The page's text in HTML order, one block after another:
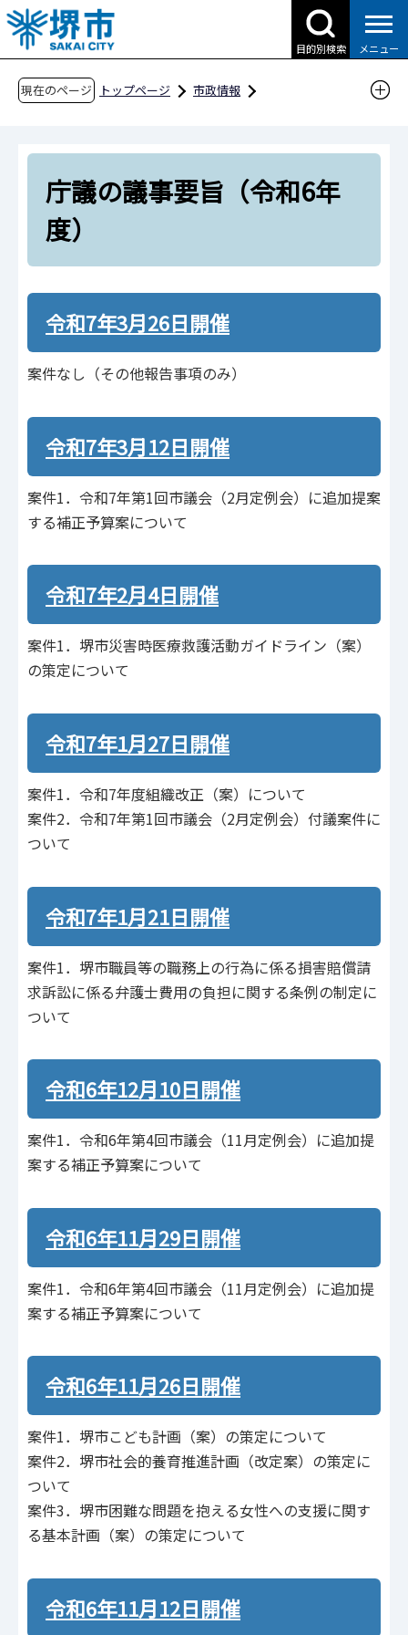
こ
の
ペ
目的別検索 メニュー
現在のページ トップページ
市政情報
庁議の議事要旨（令和6年度）
庁議の議事要旨（令和6年
度）
令和7年3月26日開催
案件なし（その他報告事項のみ）
令和7年3月12日開催
案件1．令和7年第1回市議会（2⽉定例会）に追加提案
する補正予算案について
令和7年2月4日開催
案件1．堺市災害時医療救護活動ガイドライン（案）
の策定について
令和7年1月27日開催
案件1．令和7年度組織改正（案）について
案件2．令和7年第1回市議会（2月定例会）付議案件に
ついて
令和7年1月21日開催
案件1．堺市職員等の職務上の行為に係る損害賠償請
求訴訟に係る弁護士費用の負担に関する条例の制定に
ついて
令和6年12月10日開催
案件1．令和6年第4回市議会（11月定例会）に追加提
案する補正予算案について
令和6年11月29日開催
案件1．令和6年第4回市議会（11月定例会）に追加提
案する補正予算案について
令和6年11月26日開催
案件1．堺市こども計画（案）の策定について
案件2．堺市社会的養育推進計画（改定案）の策定に
ついて
案件3．堺市困難な問題を抱える女性への支援に関す
る基本計画（案）の策定について
令和6年11月12日開催